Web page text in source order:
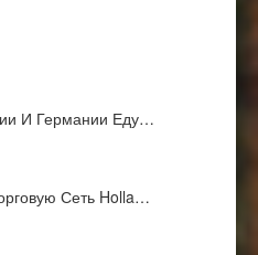
И Германии Еду…
Сеть Holla…